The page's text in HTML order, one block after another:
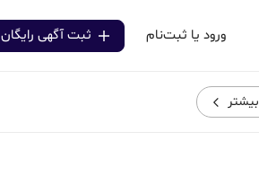
ورود یا ثبت‌نام ثبت آگهی رایگان
بیشتر